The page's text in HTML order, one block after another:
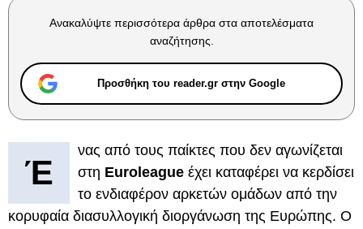
Ανακαλύψτε περισσότερα άρθρα στα αποτελέσματα
αναζήτησης.
Προσθήκη του reader.gr στην Google
Έ
νας από τους παίκτες που δεν αγωνίζεται
στη Euroleague έχει καταφέρει να κερδίσει
το ενδιαφέρον αρκετών ομάδων από την
κορυφαία διασυλλογική διοργάνωση της Ευρώπης. Ο